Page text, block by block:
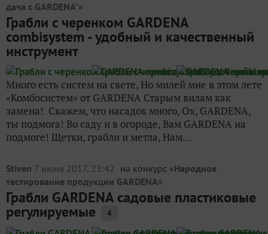
дача с GARDENA"»
Грабли с черенком GARDENA
сombisystem - удобный и качественный
инструмент
Много есть систем на свете, Но милей мне в этом лете
«Комбосистем» от GARDENA Старым вилам как
замена! Скажем, что насадок много, Ох, GARDENA,
ты подмога! Во саду и в огороде, Вам GARDENA на
подмоге! Щетки, грабли и метла, Нам...
Stiven 7 июня 2017, 23:42 на конкурс «Народное
тестирование продукции GARDENA»
Грабли GARDENA садовые пластиковые
регулируемые 4